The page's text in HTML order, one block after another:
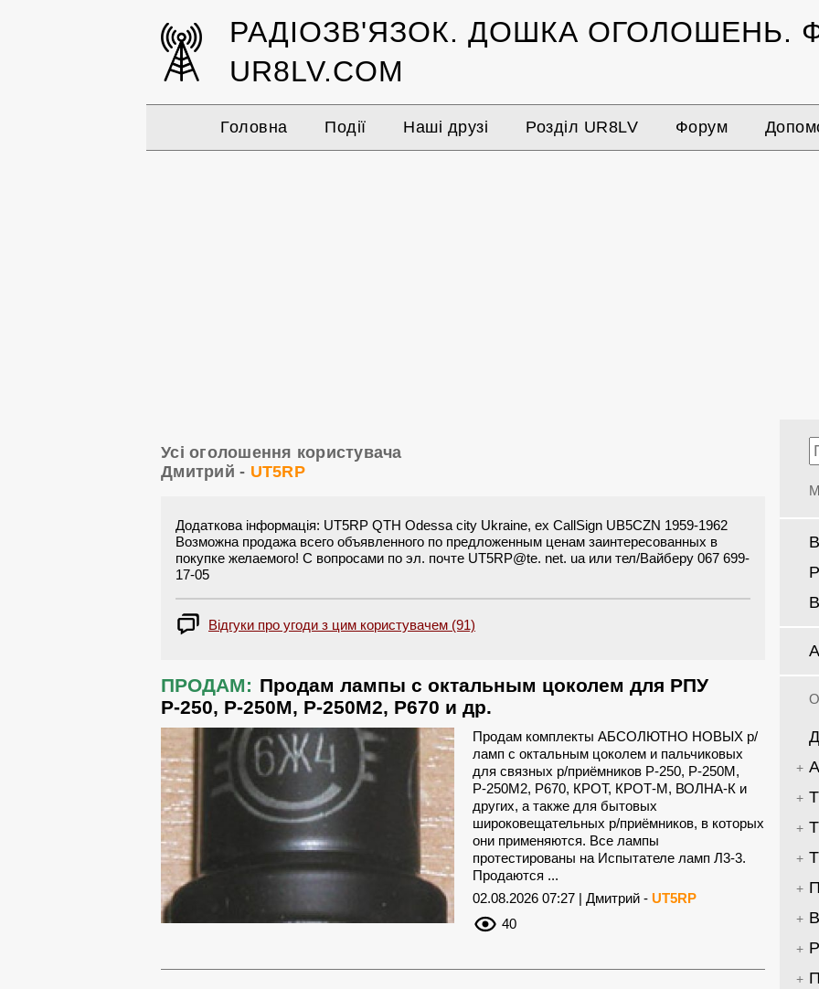
РАДІОЗВ'ЯЗОК. ДОШКА ОГОЛОШЕНЬ.
UR8LV.COM
Головна Події Наші друзі Розділ UR8LV Форум
Усі оголошення користувача
Дмитрий - UT5RP
Додаткова інформація: UT5RP QTH Odessa city Ukraine, ex CallSign UB5CZN 1959-1962
Возможна продажа всего объявленного по предложенным ценам заинтересованных в
покупке желаемого! С вопросами по эл. почте UT5RP@te. net. ua или тел/Вайберу 067 699-
17-05
Відгуки про угоди з цим користувачем (91)
ПРОДАМ: Продам лампы с октальным цоколем для РПУ
Р-250, Р-250М, Р-250М2, Р670 и др.
Продам комплекты АБСОЛЮТНО НОВЫХ р/
ламп с октальным цоколем и пальчиковых
для связных р/приёмников Р-250, Р-250М,
Р-250М2, Р670, КРОТ, КРОТ-М, ВОЛНА-К и
других, а также для бытовых
широковещательных р/приёмников, в которых
они применяются. Все лампы
протестированы на Испытателе ламп Л3-3.
Продаются ...
02.08.2026 07:27 | Дмитрий - UT5RP
40